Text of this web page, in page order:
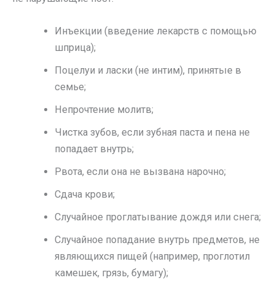
Инъекции (введение лекарств с помощью
шприца);
Поцелуи и ласки (не интим), принятые в
семье;
Непрочтение молитв;
Чистка зубов, если зубная паста и пена не
попадает внутрь;
Рвота, если она не вызвана нарочно;
Сдача крови;
Случайное проглатывание дождя или снега;
Случайное попадание внутрь предметов, не
являющихся пищей (например, проглотил
камешек, грязь, бумагу);